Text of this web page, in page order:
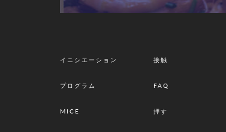
イニシエーション
プログラム
MICE
接触
FAQ
押す